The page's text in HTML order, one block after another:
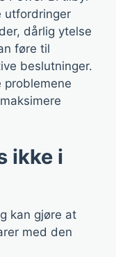
utfordringer
dårlig ytelse
føre til
beslutninger.
problemene
ikke i
kan gjøre at
med den